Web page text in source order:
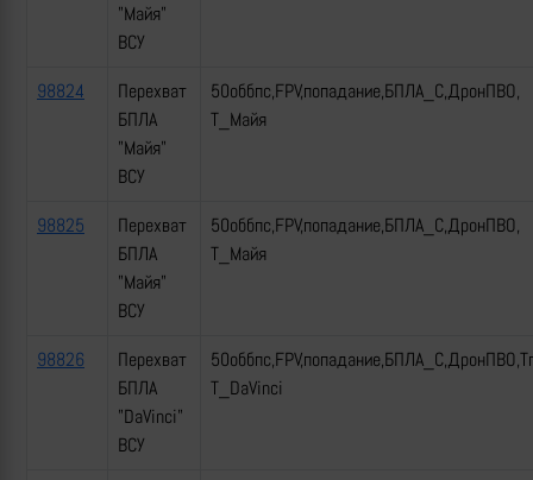
"Майя"
ВСУ
98824
Перехват
БПЛА
"Майя"
ВСУ
50оббпс,FPV,попадание,БПЛА_С,ДронПВО,
Т_Майя
98825
Перехват
БПЛА
"Майя"
ВСУ
50оббпс,FPV,попадание,БПЛА_С,ДронПВО,
Т_Майя
98826
Перехват
БПЛА
"DaVinci"
ВСУ
Т_DaVinci